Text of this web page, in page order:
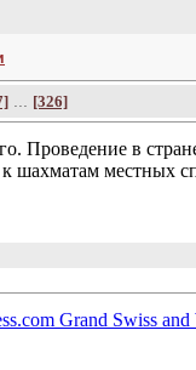
[326]
Проведение в
к шахматам местных
Grand Swiss